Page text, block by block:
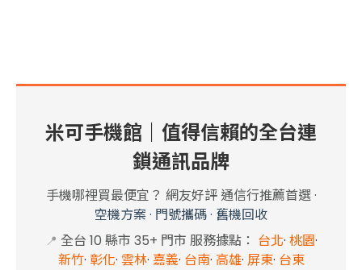
米可手機館｜值得信賴的全台連
鎖通訊品牌
手機哪裡買最便宜？ 網友好評 通信行推薦首選·
空機方案· 門號攜碼· 舊機回收
📍 全台 10 縣市 35+ 門市 服務據點： 台北· 桃園·
新竹· 彰化· 雲林· 嘉義· 台南· 高雄· 屏東· 台東